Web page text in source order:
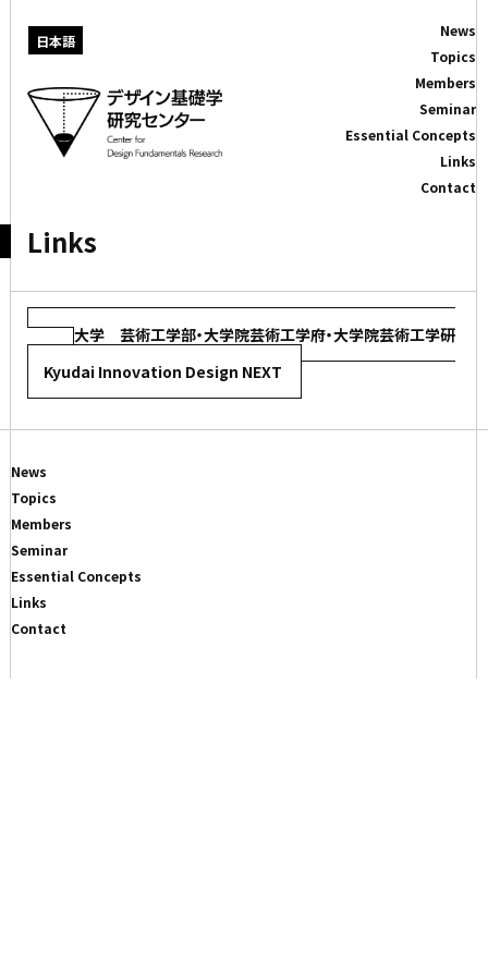
日本語
Links
九州大学 芸術工学部・大学院芸術工学府・大学院芸術工学研
Kyudai Innovation Design NEXT
News
Topics
Members
Seminar
Essential Concepts
Links
Contact
News
Topics
Members
Seminar
Essential Concepts
Links
Contact